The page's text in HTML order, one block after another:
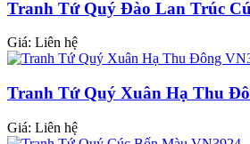
Tranh Tứ Quý Đào Lan Trúc
Giá: Liên hệ
Tranh Tứ Quý Xuân Hạ Thu
Giá: Liên hệ